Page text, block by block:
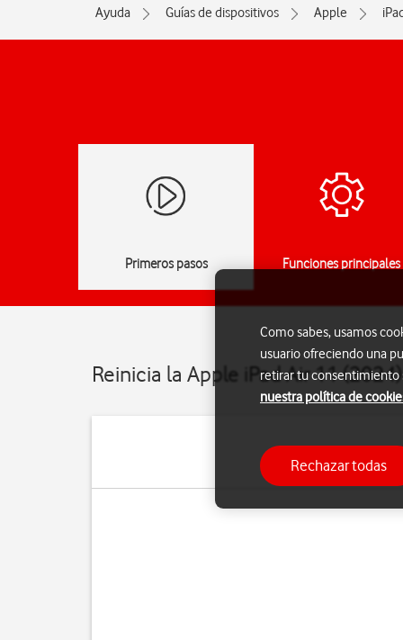
Ayuda Guías de dispositivos Apple
Primeros pasos Funciones principales
Reinicia la Apple iPad Air 11
Como sabes, usamos
usuario ofreciendo una
retirar tu consentimiento
nuestra política de
Rechazar todas